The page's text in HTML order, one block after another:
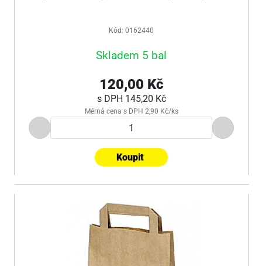
Kód: 0162440
Skladem 5 bal
120,00 Kč
s DPH 145,20 Kč
Měrná cena s DPH 2,90 Kč/ks
Koupit